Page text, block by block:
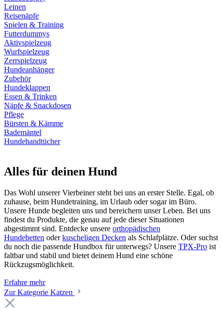
Leinen
Reisenäpfe
Spielen & Training
Futterdummys
Aktivspielzeug
Wurfspielzeug
Zerrspielzeug
Hundeanhänger
Zubehör
Hundeklappen
Essen & Trinken
Näpfe & Snackdosen
Pflege
Bürsten & Kämme
Bademäntel
Hundehandtücher
Alles für deinen Hund
Das Wohl unserer Vierbeiner steht bei uns an erster Stelle. Egal, ob
zuhause, beim Hundetraining, im Urlaub oder sogar im Büro.
Unsere Hunde begleiten uns und bereichern unser Leben. Bei uns
findest du Produkte, die genau auf jede dieser Situationen
abgestimmt sind. Entdecke unsere orthopädischen
Hundebetten oderkuscheligen Decken als Schlafplätze. Oder suchst
du noch die passende Hundbox für unterwegs? Unsere TPX-Pro ist
faltbar und stabil und bietet deinem Hund eine schöne
Rückzugsmöglichkeit.
Erfahre mehr
Zur Kategorie Katzen